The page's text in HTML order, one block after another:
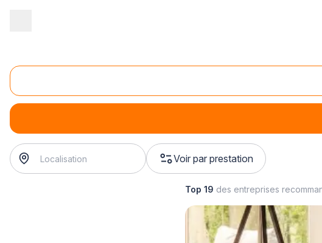
Construction de cheminée suspendue
construction de cheminée suspendue
Voir par prestation
Top 19 des entreprises